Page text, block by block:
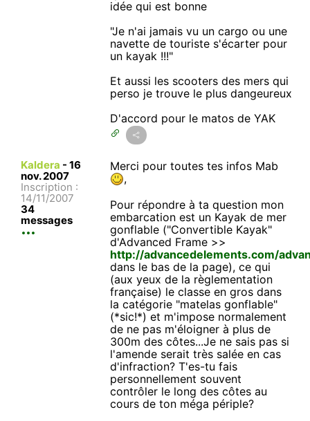
idée qui est bonne
"Je n'ai jamais vu un cargo ou une
navette de touriste s'écarter pour
un kayak !!!"
Et aussi les scooters des mers qui
perso je trouve le plus dangeureux
D'accord pour le matos de YAK
Kaldera - 16
nov. 2007
Inscription :
14/11/2007
34
messages
Merci pour toutes tes infos Mab
,
Pour répondre à ta question mon
embarcation est un Kayak de mer
gonflable ("Convertible Kayak"
d'Advanced Frame >>
http://advancedelements.com/
dans le bas de la page), ce qui
(aux yeux de la règlementation
française) le classe en gros dans
la catégorie "matelas gonflable"
(*sic!*) et m'impose normalement
de ne pas m'éloigner à plus de
300m des côtes...Je ne sais pas si
l'amende serait très salée en cas
d'infraction? T'es-tu fais
personnellement souvent
contrôler le long des côtes au
cours de ton méga périple?